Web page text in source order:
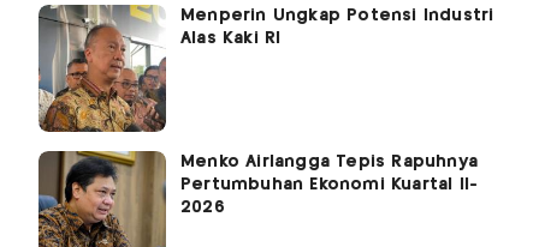
Menperin Ungkap Potensi Industri
Alas Kaki RI
Menko Airlangga Tepis Rapuhnya
Pertumbuhan Ekonomi Kuartal II-
2026